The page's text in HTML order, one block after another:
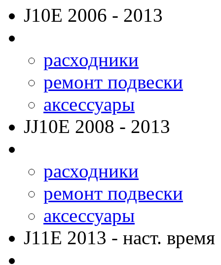
J10E 2006 - 2013
расходники
ремонт подвески
аксессуары
JJ10E 2008 - 2013
расходники
ремонт подвески
аксессуары
J11E 2013 - наст. время